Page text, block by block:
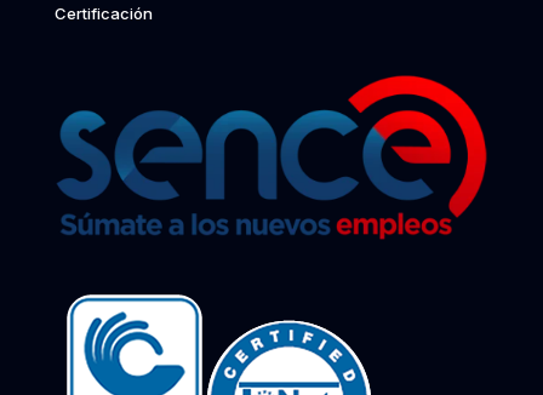
Certificación